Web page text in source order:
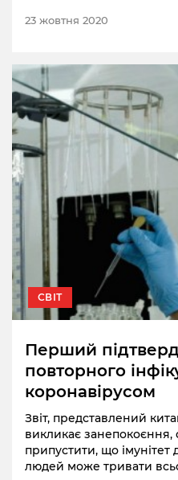
23 жовтня 2020
СВІТ
Перший
повторного
коронавірусом
Звіт, представлений
викликає занепокоєння,
припустити, що імунітет
людей може тривати